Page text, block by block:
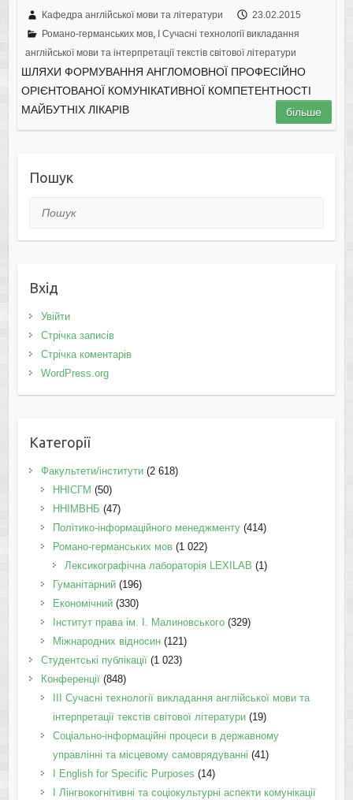
Кафедра англійської мови та літератури
23.02.2015
Романо-германських мов,
I Cучасні технології викладання
англійської мови та інтерпретації текстів світової літератури
ШЛЯХИ ФОРМУВАННЯ АНГЛОМОВНОЇ ПРОФЕСІЙНО
ОРІЄНТОВАНОЇ КОМУНІКАТИВНОЇ КОМПЕТЕНТНОСТІ
МАЙБУТНІХ ЛІКАРІВ
більше
Пошук
Пошук
Вхід
Увійти
Стрічка записів
Стрічка коментарів
WordPress.org
Категорії
Факультети/інститути(2 618)
ННІСГМ (50)
ННІМВНБ (47)
Політико-інформаційного менеджменту(414)
Романо-германських мов(1 022)
Лексикографічна лабораторія LEXILAB (1)
Гуманітарний(196)
Економічний(330)
Інститут права ім. І. Малиновського(329)
Міжнародних відносин(121)
Студентські публікації(1 023)
Конференції(848)
III Сучасні технології викладання англійської мови та
інтерпретації текстів світової літератури(19)
Соціально-інформаційні процеси в державному
управлінні та місцевому самоврядуванні (41)
І English for Specific Purposes (14)
I Лінгвокогнітивні та соціокультурні аспекти комунікації